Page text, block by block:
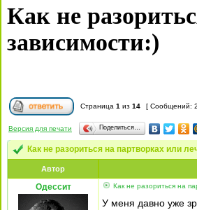
Как не
зависимости:)
Страница 1 из 14 [ Сообщений:
Версия для печати Поделиться…
Как не разориться на партворках или
Автор
Одессит Как не разориться на
У меня давно уже